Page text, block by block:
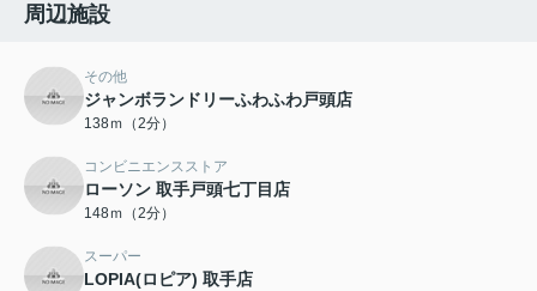
周辺施設
その他
ジャンボランドリーふわふわ戸頭店
138ｍ（2分）
コンビニエンスストア
ローソン 取手戸頭七丁目店
148ｍ（2分）
スーパー
LOPIA(ロピア) 取手店